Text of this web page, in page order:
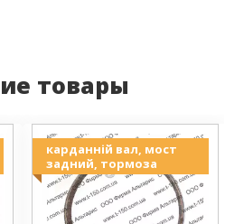
товары
карданній вал, мост
задний, тормоза